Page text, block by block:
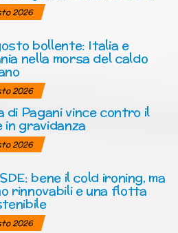
2026
bollente: Italia e
nella morsa del caldo
2026
di Pagani vince contro il
in gravidanza
2026
bene il cold ironing, ma
rinnovabili e una flotta
2026